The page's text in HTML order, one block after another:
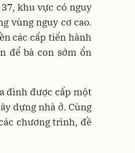
khu vực có nguy
vùng nguy cơ cao.
các cấp tiến hành
để bà con sớm ổn
đình được cấp một
dựng nhà ở. Cùng
chương trình, đề